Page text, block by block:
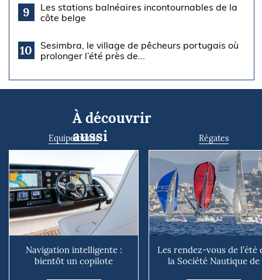
9
Les stations balnéaires incontournables de la
côte belge
10
Sesimbra, le village de pêcheurs portugais où
prolonger l’été près de...
À découvrir
aussi
Equipements
Navigation intelligente :
bientôt un copilote
Régates
Les rendez-vous de l’été
la Société Nautique de